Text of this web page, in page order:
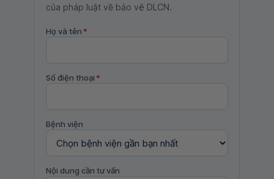
của pháp luật về bảo vệ DLCN.
Họ và tên *
Số điện thoại *
Bệnh viện
Nội dung cần tư vấn